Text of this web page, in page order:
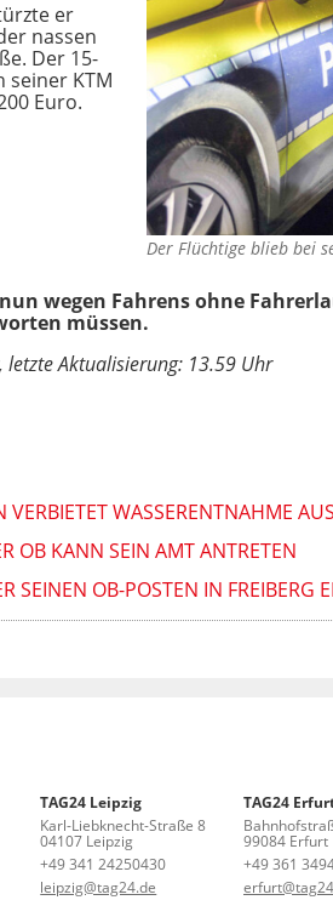
Der Flüchtige blieb bei
er
nassen
Der 15-
seiner KTM
Euro.
wegen Fahrens ohne
müssen.
Aktualisierung: 13.59 Uhr
WASSERENTNAHME
OB KANN SEIN AMT ANTRETEN
SEINEN OB-POSTEN IN FREIBERG
TAG24 Leipzig
Karl-Liebknecht-Straße 8
04107 Leipzig
+49 341 24250430
leipzig@tag24.de
TAG24
99084 Erfurt
+49 361